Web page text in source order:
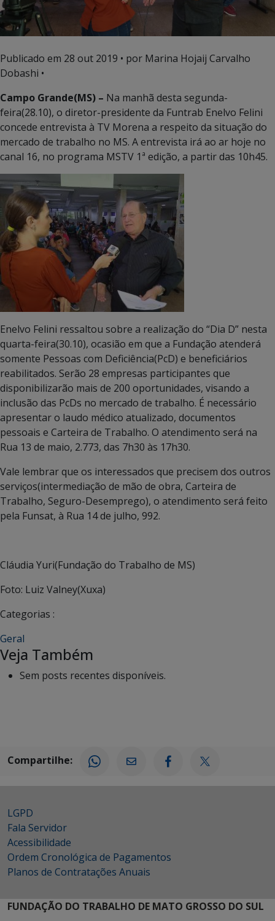
Publicado em 28 out 2019 • por Marina Hojaij Carvalho
Dobashi •
Campo Grande(MS) – Na manhã desta segunda-
feira(28.10), o diretor-presidente da Funtrab Enelvo Felini
concede entrevista à TV Morena a respeito da situação do
mercado de trabalho no MS. A entrevista irá ao ar hoje no
canal 16, no programa MSTV 1ª edição, a partir das 10h45.
Enelvo Felini ressaltou sobre a realização do “Dia D” nesta
quarta-feira(30.10), ocasião em que a Fundação atenderá
somente Pessoas com Deficiência(PcD) e beneficiários
reabilitados. Serão 28 empresas participantes que
disponibilizarão mais de 200 oportunidades, visando a
inclusão das PcDs no mercado de trabalho. É necessário
apresentar o laudo médico atualizado, documentos
pessoais e Carteira de Trabalho. O atendimento será na
Rua 13 de maio, 2.773, das 7h30 às 17h30.
Vale lembrar que os interessados que precisem dos outros
serviços(intermediação de mão de obra, Carteira de
Trabalho, Seguro-Desemprego), o atendimento será feito
pela Funsat, à Rua 14 de julho, 992.
Cláudia Yuri(Fundação do Trabalho de MS)
Foto: Luiz Valney(Xuxa)
Categorias :
Geral
Veja Também
Sem posts recentes disponíveis.
Compartilhe:
LGPD
Fala Servidor
Acessibilidade
Ordem Cronológica de Pagamentos
Planos de Contratações Anuais
FUNDAÇÃO DO TRABALHO DE MATO GROSSO DO SUL